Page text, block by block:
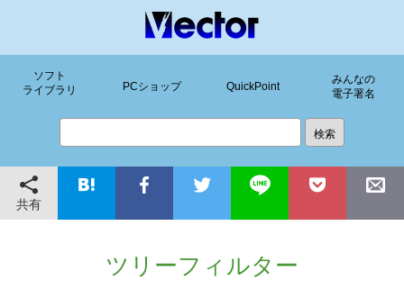
ソフト
ライブラリ
PCショップ QuickPoint
みんなの
電子署名
共有
ツリーフィルター